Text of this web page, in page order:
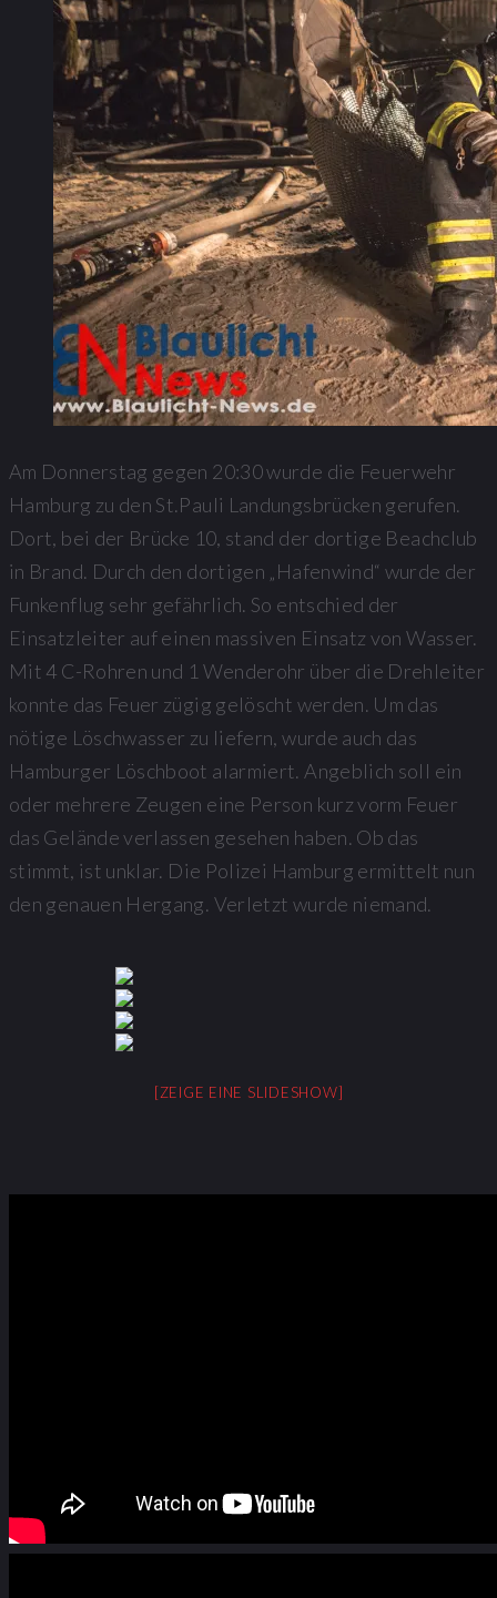
Am Donnerstag gegen 20:30 wurde die Feuerwehr
Hamburg zu den St.Pauli Landungsbrücken gerufen.
Dort, bei der Brücke 10, stand der dortige Beachclub
in Brand. Durch den dortigen „Hafenwind“ wurde der
Funkenflug sehr gefährlich. So entschied der
Einsatzleiter auf einen massiven Einsatz von Wasser.
Mit 4 C-Rohren und 1 Wenderohr über die Drehleiter
konnte das Feuer zügig gelöscht werden. Um das
nötige Löschwasser zu liefern, wurde auch das
Hamburger Löschboot alarmiert. Angeblich soll ein
oder mehrere Zeugen eine Person kurz vorm Feuer
das Gelände verlassen gesehen haben. Ob das
stimmt, ist unklar. Die Polizei Hamburg ermittelt nun
den genauen Hergang. Verletzt wurde niemand.
[ZEIGE EINE SLIDESHOW]